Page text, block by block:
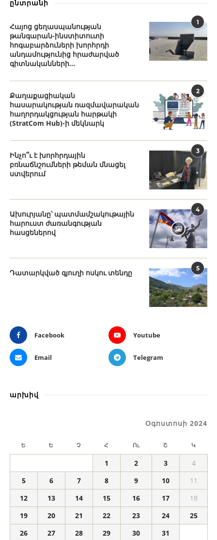
ընտրանի
1
Հայոց ցեղասպանության
թանգարան-ինստիտուտի
հոգաբարձուների խորհրդի
անդամությունից հրաժարված
գիտնականների...
2
Քաղաքացիական
հասարակության ռազմավարական
հաղորդակցության հարթակի
(StratCom Hub)-ի մեկնարկ
3
Ինչո՞ւ է խորհրդային
բռնաճնշումների թեման մնացել
ստվերում
4
Ախուրյանը՝ պատմամշակութային
հարուստ ժառանգության
հասցեներով
5
Դատարկված գյուղի ոսկու տենդը
Facebook Youtube
Email Telegram
արխիվ
Օգոստոսի 2024
Ե Ե Չ Հ Ու Շ Կ
1 2 3
4
5
6 7 8 9 10
11
12
13 14 15 16 17
18
19
20 21 22 23 24
25
26
27 28 29 30 31